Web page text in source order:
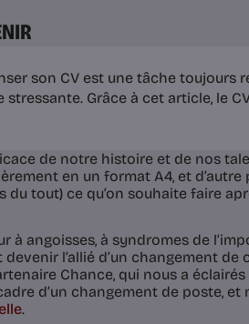
son CV est une tâche toujours
Grâce à cet article, le
de notre histoire et de nos
en un format A4, et d’autre
du tout) ce qu’on souhaite faire
à angoisses, à syndromes de
l’allié d’un changement
Chance, qui nous a
d’un changement de poste, et
.